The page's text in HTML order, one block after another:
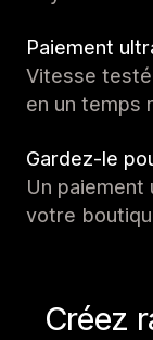
Paiement
Vitesse
en un temps
Gardez-le
Un paiement
votre
Créez